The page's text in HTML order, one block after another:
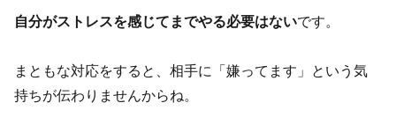
自分がストレスを感じてまでやる必要はないです。
まともな対応をすると、相手に「嫌ってます」という気
持ちが伝わりませんからね。